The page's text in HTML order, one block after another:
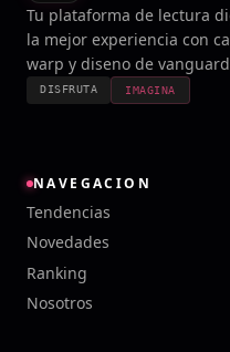
Tu plataforma de lectura
la mejor experiencia con
warp y diseno de
DISFRUTA IMAGINA
NAVEGACION
Tendencias
Novedades
Ranking
Nosotros